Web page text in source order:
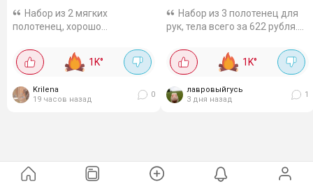
Набор из 2 мягких
полотенец, хорошо
стильный дизайн. Махровые,
размер 50х90 см, состав 100%
1K°
Krilena
19 часов назад
0
Набор из 3 полотенец для
рук, тела всего за 622 рубля.
размеры полотенец 30×50,
50×90 и 70×140 см, плотность
1K°
лавровыйгусь
3 дня назад
1